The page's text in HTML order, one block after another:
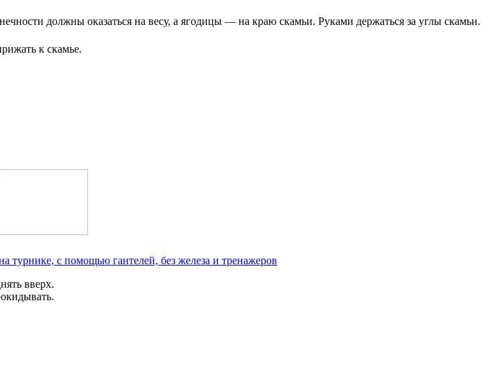
должны оказаться на весу, а ягодицы — на краю скамьи. Руками держаться за углы скамьи.
к скамье.
турнике, с помощью гантелей, без железа и тренажеров
вверх.